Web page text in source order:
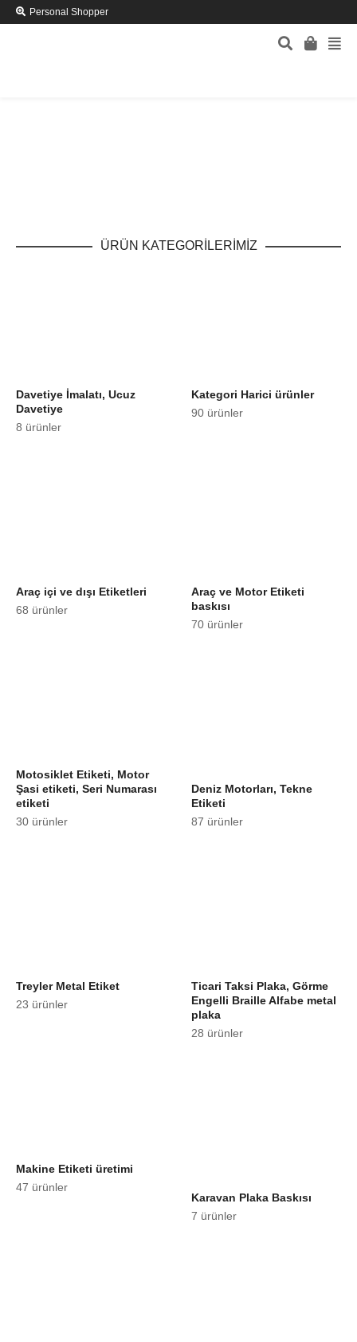
Personal Shopper
ÜRÜN KATEGORİLERİMİZ
Davetiye İmalatı, Ucuz
Davetiye
8 ürünler
Kategori Harici ürünler
90 ürünler
Araç içi ve dışı Etiketleri
68 ürünler
Araç ve Motor Etiketi
baskısı
70 ürünler
Motosiklet Etiketi, Motor
Şasi etiketi, Seri Numarası
etiketi
30 ürünler
Deniz Motorları, Tekne
Etiketi
87 ürünler
Treyler Metal Etiket
23 ürünler
Ticari Taksi Plaka, Görme
Engelli Braille Alfabe metal
plaka
28 ürünler
Makine Etiketi üretimi
47 ürünler
Karavan Plaka Baskısı
7 ürünler